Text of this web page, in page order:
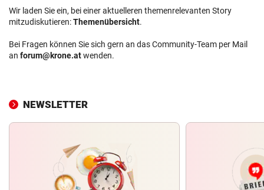
Wir laden Sie ein, bei einer aktuelleren themenrelevanten Story
mitzudiskutieren:Themenübersicht.
Bei Fragen können Sie sich gern an das Community-Team per Mail
an forum@krone.atwenden.
NEWSLETTER